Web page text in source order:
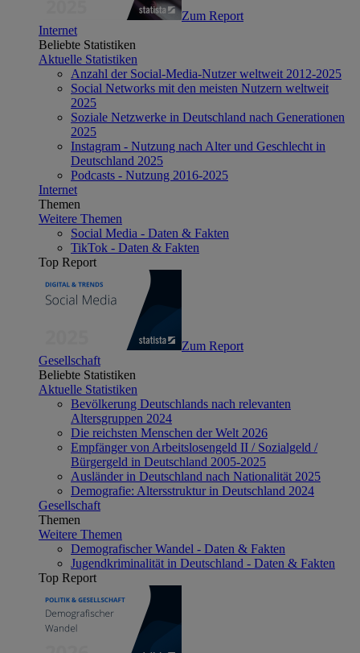
Zum Report
Internet
Beliebte Statistiken
Aktuelle Statistiken
Anzahl der Social-Media-Nutzer weltweit 2012-2025
Social Networks mit den meisten Nutzern weltweit
2025
Soziale Netzwerke in Deutschland nach Generationen
2025
Instagram - Nutzung nach Alter und Geschlecht in
Deutschland 2025
Podcasts - Nutzung 2016-2025
Internet
Themen
Weitere Themen
Social Media - Daten & Fakten
TikTok - Daten & Fakten
Top Report
Zum Report
Gesellschaft
Beliebte Statistiken
Aktuelle Statistiken
Bevölkerung Deutschlands nach relevanten
Altersgruppen 2024
Die reichsten Menschen der Welt 2026
Empfänger von Arbeitslosengeld II / Sozialgeld /
Bürgergeld in Deutschland 2005-2025
Ausländer in Deutschland nach Nationalität 2025
Demografie: Altersstruktur in Deutschland 2024
Gesellschaft
Themen
Weitere Themen
Demografischer Wandel - Daten & Fakten
Jugendkriminalität in Deutschland - Daten & Fakten
Top Report